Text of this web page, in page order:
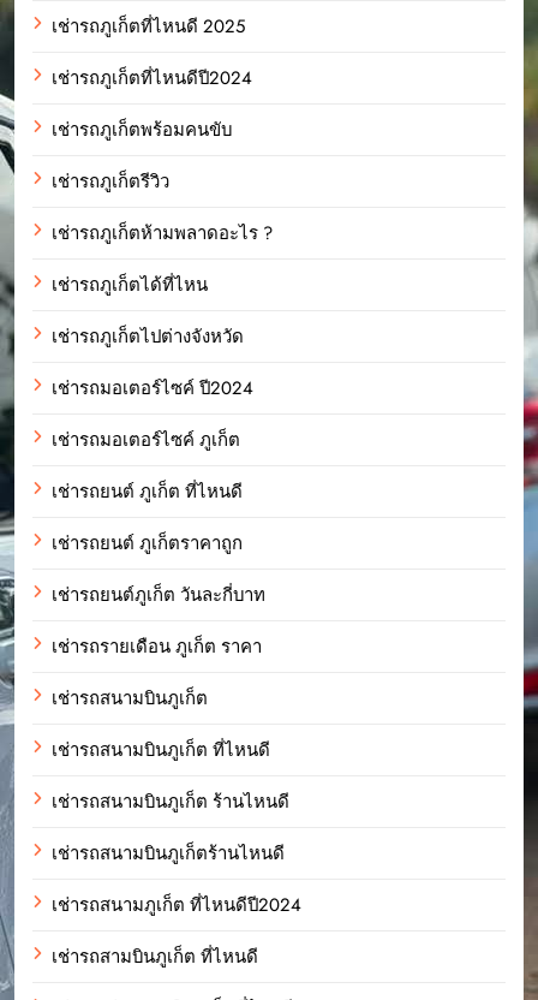
เช่ารถภูเก็ตที่ไหนดี 2025
เช่ารถภูเก็ตที่ไหนดีปี2024
เช่ารถภูเก็ตพร้อมคนขับ
เช่ารถภูเก็ตรีวิว
เช่ารถภูเก็ตห้ามพลาดอะไร ?
เช่ารถภูเก็ตได้ที่ไหน
เช่ารถภูเก็ตไปต่างจังหวัด
เช่ารถมอเตอร์ไซค์ ปี2024
เช่ารถมอเตอร์ไซค์ ภูเก็ต
เช่ารถยนต์ ภูเก็ต ที่ไหนดี
เช่ารถยนต์ ภูเก็ตราคาถูก
เช่ารถยนต์ภูเก็ต วันละกี่บาท
เช่ารถรายเดือน ภูเก็ต ราคา
เช่ารถสนามบินภูเก็ต
เช่ารถสนามบินภูเก็ต ที่ไหนดี
เช่ารถสนามบินภูเก็ต ร้านไหนดี
เช่ารถสนามบินภูเก็ตร้านไหนดี
เช่ารถสนามภูเก็ต ที่ไหนดีปี2024
เช่ารถสามบินภูเก็ต ที่ไหนดี